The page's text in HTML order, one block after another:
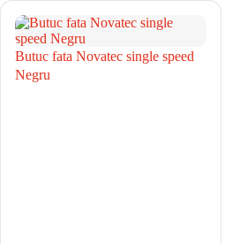
Butuc fata Novatec single speed
Negru